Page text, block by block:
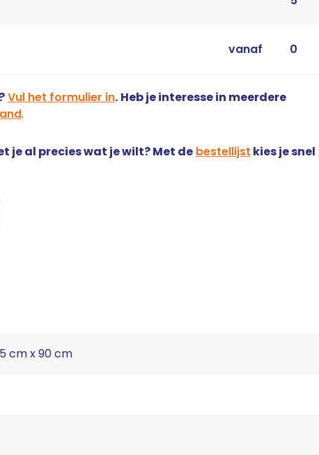
vanaf 0
Vul het formulier in. Heb je interesse in meerdere
.
je al precies wat je wilt? Met de bestellijst kies je snel
cm x 90 cm